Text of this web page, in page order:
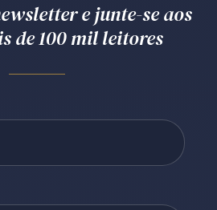
e junte-se aos
de 100 mil leitores